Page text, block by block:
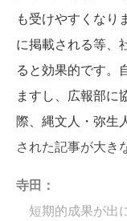
も受けやすくなり
に掲載される等、
ると効果的です。
ますし、広報部に
際、縄文人・弥生
された記事が大き
寺田：
短期的成果が出